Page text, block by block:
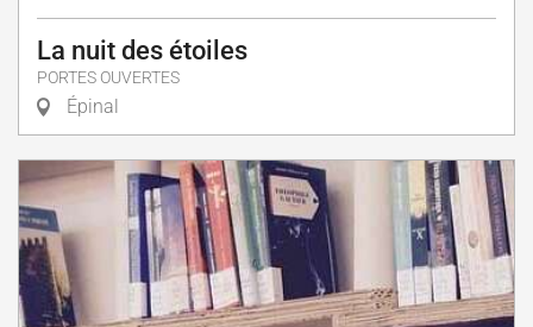
La nuit des étoiles
PORTES OUVERTES
Épinal